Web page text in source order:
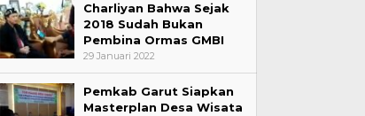
Charliyan Bahwa Sejak
2018 Sudah Bukan
Pembina Ormas GMBI
29 Januari 2022
Pemkab Garut Siapkan
Masterplan Desa Wisata